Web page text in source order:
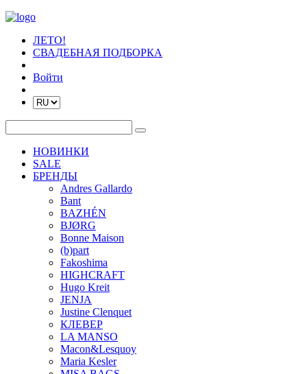
ЛЕТО!
СВАДЕБНАЯ ПОДБОРКА
Войти
НОВИНКИ
SALE
БРЕНДЫ
Andres Gallardo
Bant
BAZHÉN
BJØRG
Bonne Maison
(b)part
Fakoshima
HIGHCRAFT
Hugo Kreit
JENJA
Justine Clenquet
КЛЕВЕР
LA MANSO
Macon&Lesquoy
Maria Kesler